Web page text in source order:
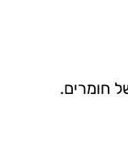
חומרים.